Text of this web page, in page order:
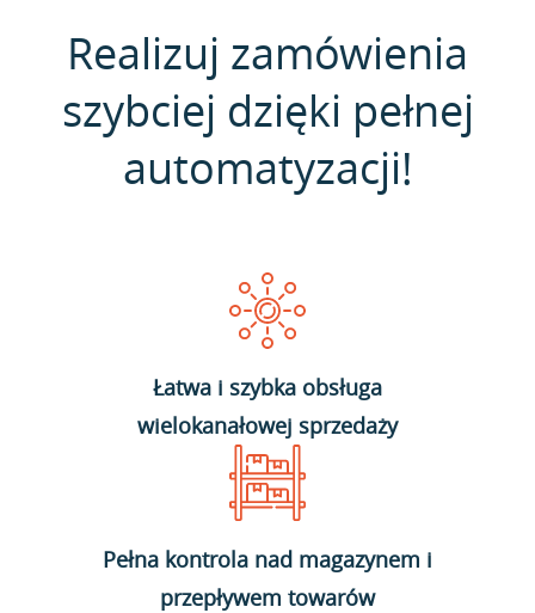
Realizuj zamówienia
szybciej dzięki pełnej
automatyzacji!
Łatwa i szybka obsługa
wielokanałowej sprzedaży
Pełna kontrola nad magazynem i
przepływem towarów